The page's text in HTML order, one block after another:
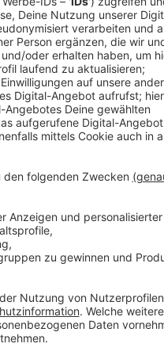
Eifel - Der Podcast:
euch nicht. Seit 2003
mit seinen Hörerinnen und
- wenn auch nicht
nun unter die Podcaster
bekommt Ihr außerdem
Elvis wird sich mit